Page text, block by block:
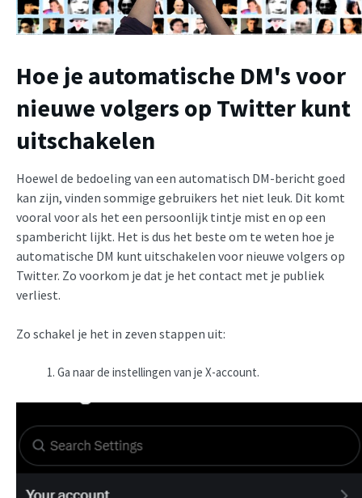
Hoe je automatische DM's voor
nieuwe volgers op Twitter kunt
uitschakelen
Hoewel de bedoeling van een automatisch DM-bericht goed
kan zijn, vinden sommige gebruikers het niet leuk. Dit komt
vooral voor als het een persoonlijk tintje mist en op een
spambericht lijkt. Het is dus het beste om te weten hoe je
automatische DM kunt uitschakelen voor nieuwe volgers op
Twitter. Zo voorkom je dat je het contact met je publiek
verliest.
Zo schakel je het in zeven stappen uit:
Ga naar de instellingen van je X-account.